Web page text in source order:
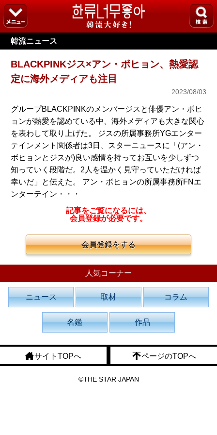
韓流ニュース
BLACKPINKジス×アン・ボヒョン、熱愛認
定に海外メディアも注目
2023/08/03
グループBLACKPINKのメンバージスと俳優アン・ボヒ
ョンが熱愛を認めている中、海外メディアも大きな関心
を表わして取り上げた。 ジスの所属事務所YGエンター
テインメント関係者は3日、スターニュースに「(アン・
ボヒョンとジスが)良い感情を持ってお互いを少しずつ
知っていく段階だ。2人を温かく見守っていただければ
幸いだ」と伝えた。 アン・ボヒョンの所属事務所FNエ
ンターテイン・・・
記事をご覧になるには、
会員登録が必要です。
会員登録をする
人気コーナー
ニュース 取材 コラム
名鑑 作品
サイトTOPへ ページのTOPへ
©THE STAR JAPAN